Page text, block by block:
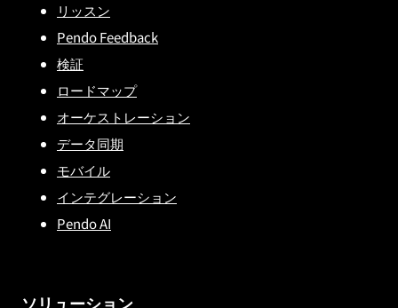
リッスン
Pendo Feedback
検証
ロードマップ
オーケストレーション
データ同期
モバイル
インテグレーション
Pendo AI
ソリューション